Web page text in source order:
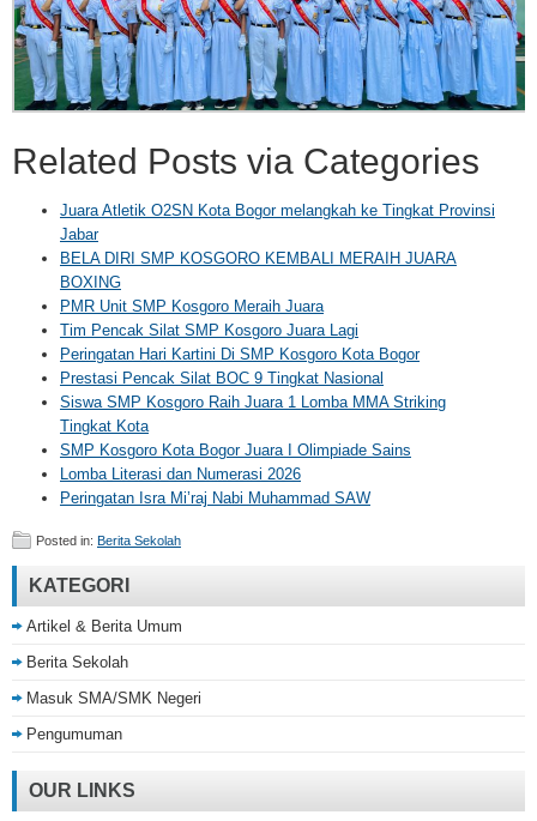
Related Posts via Categories
Juara Atletik O2SN Kota Bogor melangkah ke Tingkat Provinsi
Jabar
BELA DIRI SMP KOSGORO KEMBALI MERAIH JUARA
BOXING
PMR Unit SMP Kosgoro Meraih Juara
Tim Pencak Silat SMP Kosgoro Juara Lagi
Peringatan Hari Kartini Di SMP Kosgoro Kota Bogor
Prestasi Pencak Silat BOC 9 Tingkat Nasional
Siswa SMP Kosgoro Raih Juara 1 Lomba MMA Striking
Tingkat Kota
SMP Kosgoro Kota Bogor Juara I Olimpiade Sains
Lomba Literasi dan Numerasi 2026
Peringatan Isra Mi’raj Nabi Muhammad SAW
Posted in: Berita Sekolah
KATEGORI
Artikel & Berita Umum
Berita Sekolah
Masuk SMA/SMK Negeri
Pengumuman
OUR LINKS